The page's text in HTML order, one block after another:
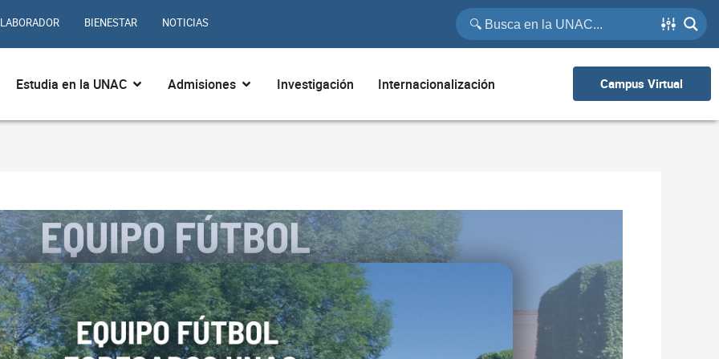
BIENESTAR NOTICIAS
¿Quiénes somos?
Estudia en la UNAC Abrir Estudia en la UNAC
Admisiones Abrir Admisiones
Investigación Internacionalización Campus Virtual